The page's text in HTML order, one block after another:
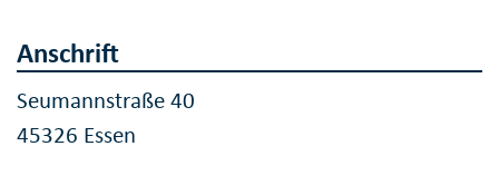
Anschrift
Seumannstraße 40
45326 Essen